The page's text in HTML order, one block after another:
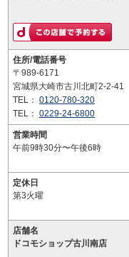
住所/電話番号
〒989-6171
宮城県大崎市古川北町2-2-41
TEL： 0120-780-320
TEL： 0229-24-6800
営業時間
午前9時30分〜午後6時
定休日
第3火曜
店舗名
ドコモショップ古川南店